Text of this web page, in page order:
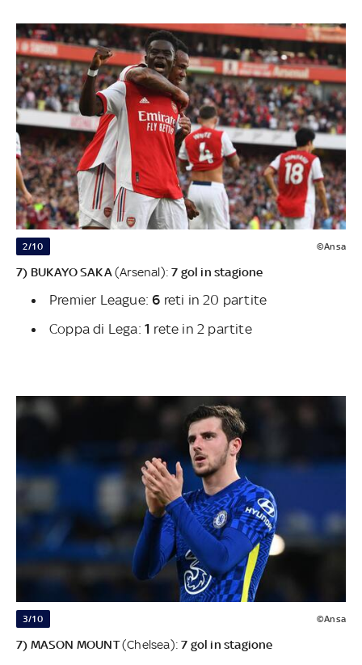
2/10 ©Ansa
7) BUKAYO SAKA (Arsenal): 7 gol in stagione
Premier League:6 reti in 20 partite
Coppa di Lega: 1 rete in 2 partite
3/10 ©Ansa
7) MASON MOUNT(Chelsea):7 gol in stagione